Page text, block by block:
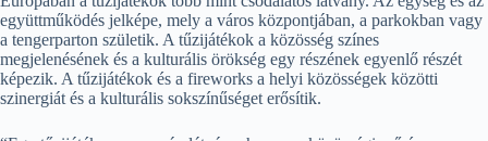
együttműködés jelképe, mely a város központjában, a parkokban vagy
a tengerparton születik. A tűzijátékok a közösség színes
megjelenésének és a kulturális örökség egy részének egyenlő részét
képezik. A tűzijátékok és a fireworks a helyi közösségek közötti
szinergiát és a kulturális sokszínűséget erősítik.